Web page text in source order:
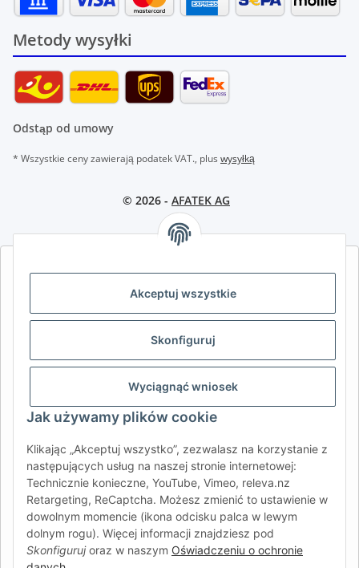
Akceptuj wszystkie
Skonfiguruj
Wyciągnąć wniosek
Jak używamy plików cookie
Klikając „Akceptuj wszystko”, zezwalasz na korzystanie z
następujących usług na naszej stronie internetowej:
Technicznie konieczne, YouTube, Vimeo, releva.nz
Retargeting, ReCaptcha. Możesz zmienić to ustawienie w
dowolnym momencie (ikona odcisku palca w lewym
dolnym rogu). Więcej informacji znajdziesz pod
Skonfigurujoraz w naszym Oświadczeniu o ochronie
Metody wysyłki
Odstąp od umowy
* Wszystkie ceny zawierają podatek VAT., plus wysyłką
© 2026 - AFATEK AG
AFATEK INTERNATIONAL – WYBIERZ REGION I JĘZYK | SELECT
DE AT CH (DE) CH (FR)
BE (NL) BE (FR)
SE FI
RO HR
AFATEK International| Twój partner w zakresie części
zamiennych do przyczep i pojazdów samochodowych
Zapytania:info@afatek.com